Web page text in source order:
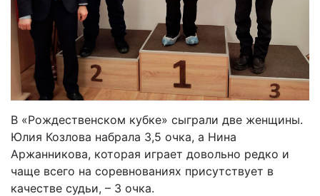
В «Рождественском кубке» сыграли две женщины.
Юлия Козлова набрала 3,5 очка, а Нина
Аржанникова, которая играет довольно редко и
чаще всего на соревнованиях присутствует в
качестве судьи, – 3 очка.